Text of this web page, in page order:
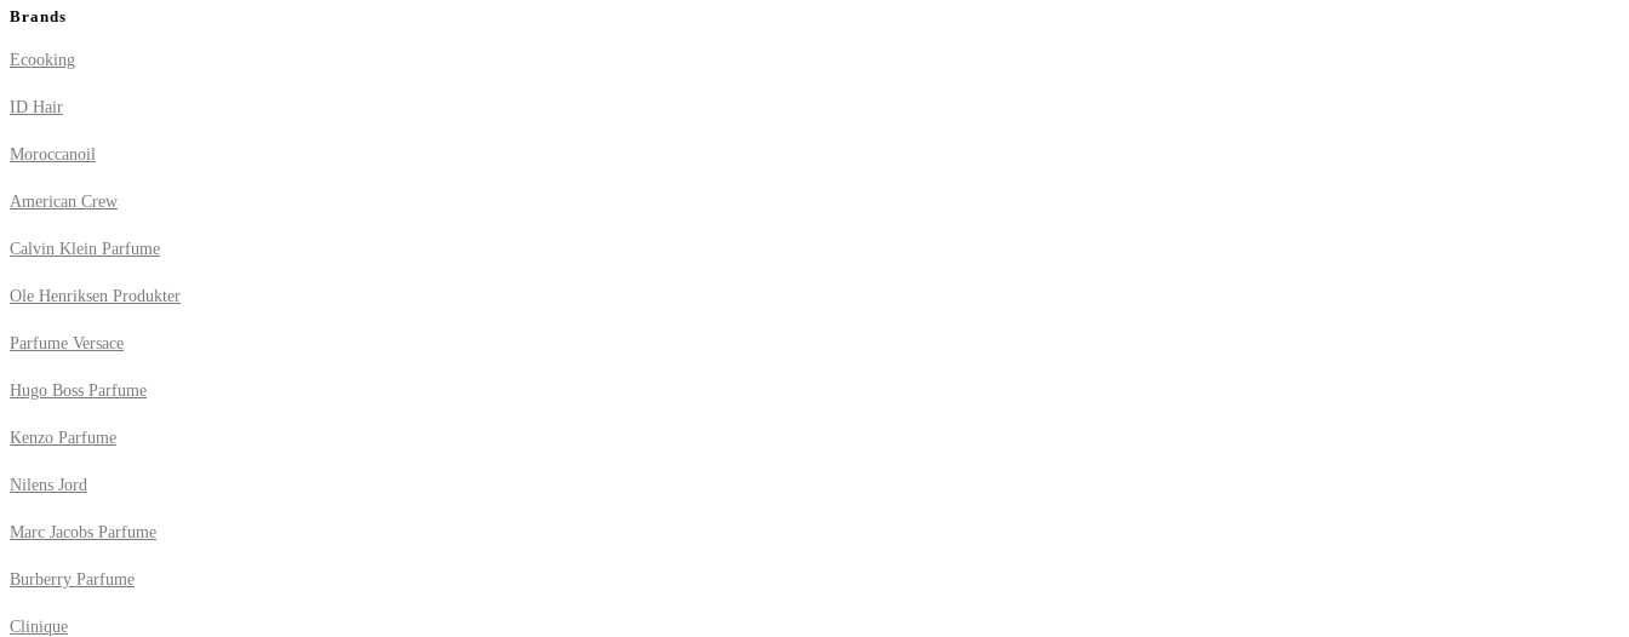
Brands
Ecooking
ID Hair
Moroccanoil
American Crew
Calvin Klein Parfume
Ole Henriksen Produkter
Parfume Versace
Hugo Boss Parfume
Kenzo Parfume
Nilens Jord
Marc Jacobs Parfume
Burberry Parfume
Clinique